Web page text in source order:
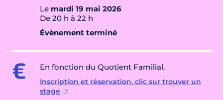
Le mardi 19 mai 2026
De 20 h à 22 h
Évènement terminé
En fonction du Quotient Familial.
Inscription et réservation, clic sur trouver un
stage